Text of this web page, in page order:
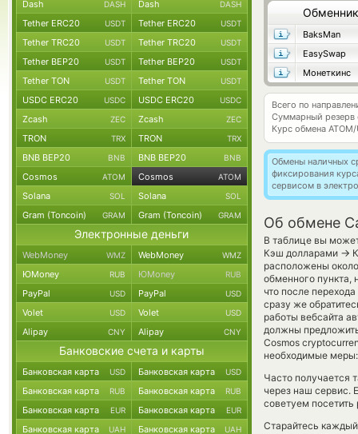
Обменник
BaksMan
EasySwap
Монеткинс
Всего по
Суммарный резерв
Курс обмена
Обмены наличных
фиксирования
сервисом в
Об обмене
В таблице вы
Кэш долларами →
расположены
обменного пункта,
что после
сразу же
работы вебсайта
должны
Cosmos
необходимые
Часто получается
через наш сервис.
советуем посетить
Старайтесь
Dash DASH Dash DASH
Tether ERC20 USDT Tether ERC20 USDT
Tether TRC20 USDT Tether TRC20 USDT
Tether BEP20 USDT Tether BEP20 USDT
Tether TON USDT Tether TON USDT
USDC ERC20 USDC USDC ERC20 USDC
Zcash ZEC Zcash ZEC
TRON TRX TRON TRX
BNB BEP20 BNB BNB BEP20 BNB
Cosmos ATOM Cosmos ATOM
Solana SOL Solana SOL
Gram (Toncoin) GRAM Gram (Toncoin) GRAM
Электронные деньги
WebMoney WMZ WebMoney WMZ
ЮMoney RUB ЮMoney RUB
PayPal USD PayPal USD
Volet USD Volet USD
Alipay CNY Alipay CNY
Банковские счета и карты
Банковская карта USD Банковская карта USD
Банковская карта RUB Банковская карта RUB
Банковская карта EUR Банковская карта EUR
Банковская карта UAH Банковская карта UAH